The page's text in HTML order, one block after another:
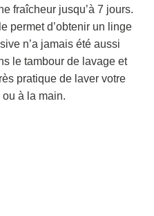
fraîcheur jusqu’à 7 jours.
permet d’obtenir un linge
n’a jamais été aussi
le tambour de lavage et
pratique de laver votre
ou à la main.